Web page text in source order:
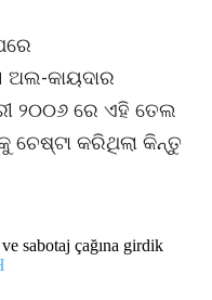
ଅଲ-କାୟଦାର
୨୦୦୬ ରେ ଏହି ତେଲ
ଚେଷ୍ଟା କରିଥିଲା କିନ୍ତୁ
sabotaj çağına girdik